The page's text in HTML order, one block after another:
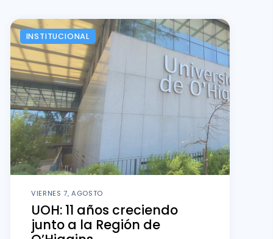
INSTITUCIONAL
VIERNES 7, AGOSTO
UOH: 11 años creciendo
junto a la Región de